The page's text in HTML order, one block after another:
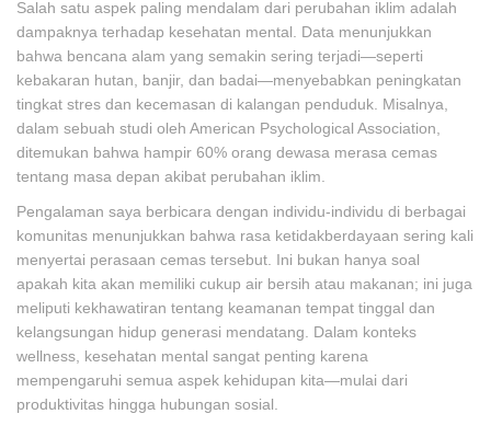
Salah satu aspek paling mendalam dari perubahan iklim adalah
dampaknya terhadap kesehatan mental. Data menunjukkan
bahwa bencana alam yang semakin sering terjadi—seperti
kebakaran hutan, banjir, dan badai—menyebabkan peningkatan
tingkat stres dan kecemasan di kalangan penduduk. Misalnya,
dalam sebuah studi oleh American Psychological Association,
ditemukan bahwa hampir 60% orang dewasa merasa cemas
tentang masa depan akibat perubahan iklim.
Pengalaman saya berbicara dengan individu-individu di berbagai
komunitas menunjukkan bahwa rasa ketidakberdayaan sering kali
menyertai perasaan cemas tersebut. Ini bukan hanya soal
apakah kita akan memiliki cukup air bersih atau makanan; ini juga
meliputi kekhawatiran tentang keamanan tempat tinggal dan
kelangsungan hidup generasi mendatang. Dalam konteks
wellness, kesehatan mental sangat penting karena
mempengaruhi semua aspek kehidupan kita—mulai dari
produktivitas hingga hubungan sosial.